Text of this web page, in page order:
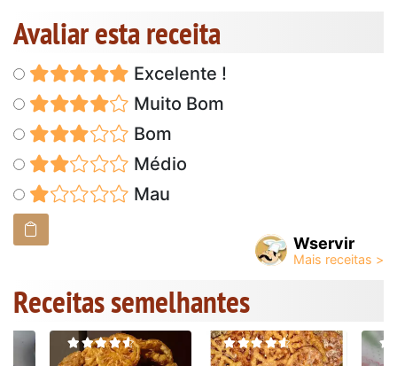
Avaliar esta receita
Excelente !
Muito Bom
Bom
Médio
Mau
Wservir
Receitas semelhantes